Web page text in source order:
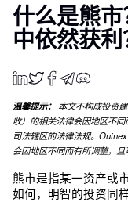
什么是熊
中依然获利
温馨提示： 本文不构成投资
收）的相关法律会因地区不
司法辖区的法律法规。
会因地区不同而有所调整，且
熊市是指某一资产或
如何，明智的投资同